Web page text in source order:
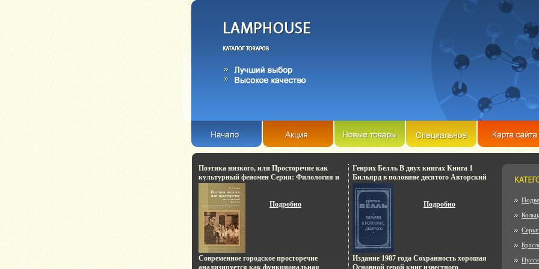
Поэтика низкого, или Просторечие как
культурный феномен Серия: Филология и
культура инфо 765t.
Подробно
Современное городское просторечие
анализируется как функциональная
Генрих Белль В двух книгах Книга 1
Бильярд в половине десятого Авторский
сборник Букинистическое издание
Издательство: Лумина, 1987 г Твердый
переплет, 512 стр Тираж: 200000 экз
Формат: 84x108/32 (~130х205 мм) инфо
10008p.
Подробно
Издание 1987 года Сохранность хорошая
Основной герой книг известного